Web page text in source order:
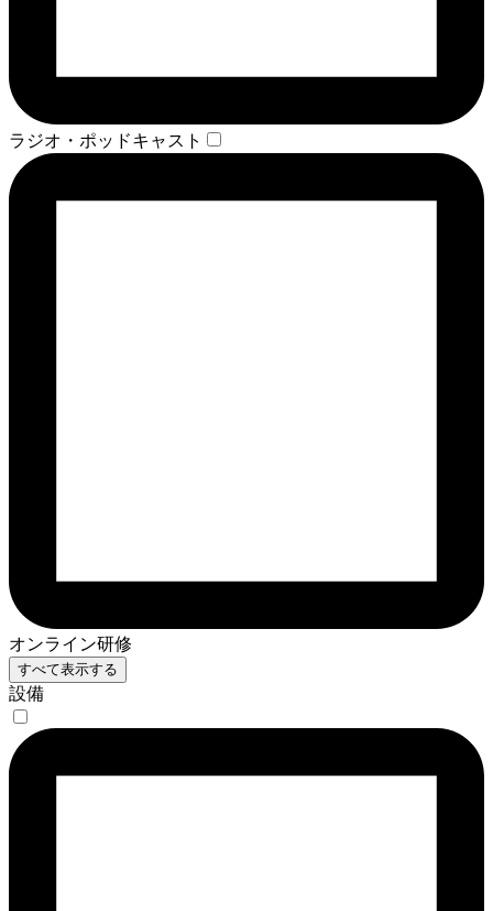
ラジオ・ポッドキャスト
オンライン研修
すべて表示する
設備